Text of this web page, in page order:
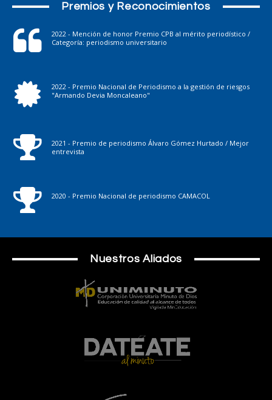
Premios y Reconocimientos
2022 - Mención de honor Premio CPB al mérito periodístico /
Categoría: periodismo universitario
2022 - Premio Nacional de Periodismo a la gestión de riesgos
"Armando Devia Moncaleano"
2021 - Premio de periodismo Álvaro Gómez Hurtado / Mejor
entrevista
2020 - Premio Nacional de periodismo CAMACOL
Nuestros Aliados